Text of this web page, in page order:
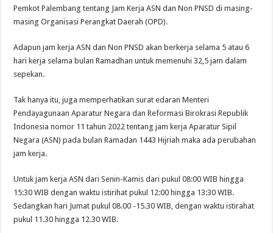
Pemkot Palembang tentang Jam Kerja ASN dan Non PNSD di masing-
masing Organisasi Perangkat Daerah (OPD).
Adapun jam kerja ASN dan Non PNSD akan berkerja selama 5 atau 6
hari kerja selama bulan Ramadhan untuk memenuhi 32,5 jam dalam
sepekan.
Tak hanya itu, juga memperhatikan surat edaran Menteri
Pendayagunaan Aparatur Negara dan Reformasi Birokrasi Republik
Indonesia nomor 11 tahun 2022 tentang jam kerja Aparatur Sipil
Negara (ASN) pada bulan Ramadan 1443 Hijriah maka ada perubahan
jam kerja.
Untuk jam kerja ASN dari Senin-Kamis dari pukul 08:00 WIB hingga
15:30 WIB dengan waktu istirihat pukul 12:00 hingga 13:30 WIB.
Sedangkan hari Jumat pukul 08.00 -15.30 WIB, dengan waktu istirahat
pukul 11.30 hingga 12.30 WIB.